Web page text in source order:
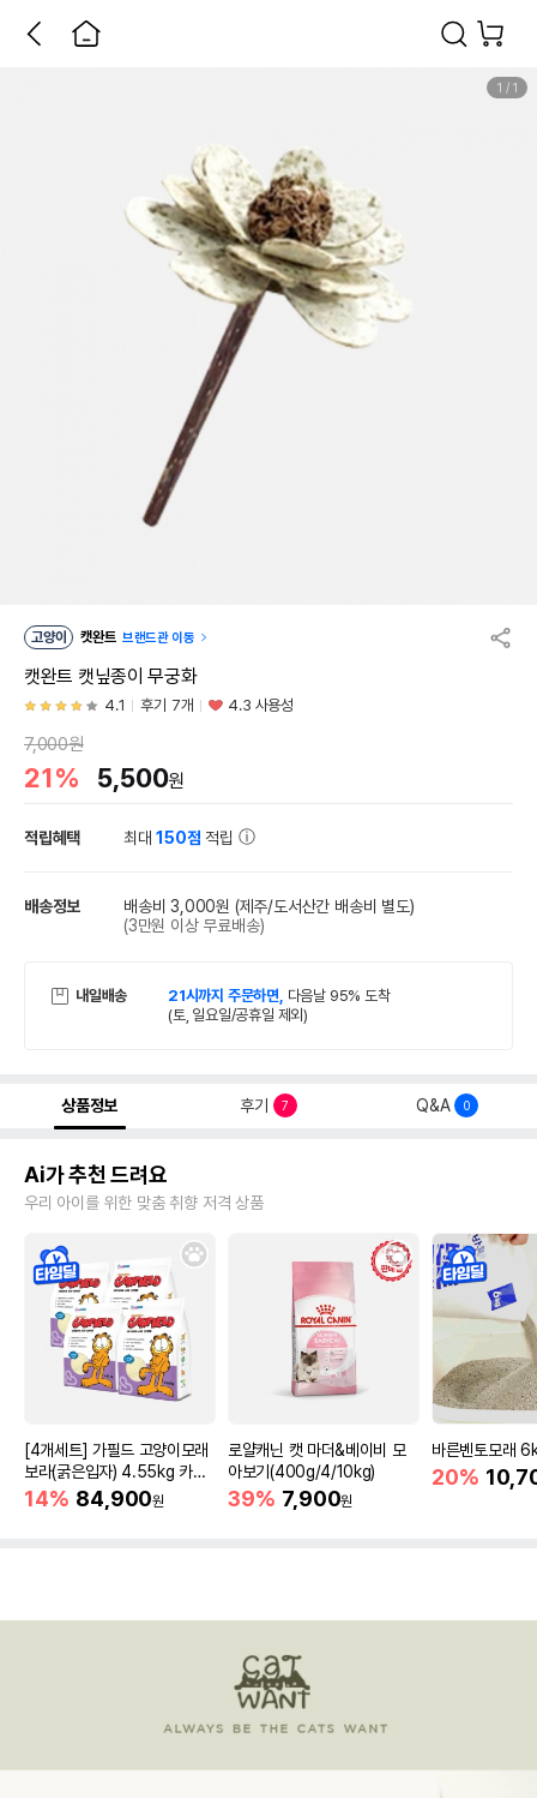
1 / 1
고양이 캣완트 브랜드관 이동
캣완트 캣닢종이 무궁화
4.1 후기 7개 4.3 사용성
7,000원
21% 5,500원
적립혜택 최대150점 적립
배송정보 배송비 3,000원 (제주/도서산간 배송비 별도)
(3만원 이상 무료배송)
내일배송 21시까지 주문하면, 다음날 95% 도착
(토, 일요일/공휴일 제외)
상품정보 후기 7 Q&A 0
Ai가 추천 드려요
우리 아이를 위한 맞춤 취향 저격 상품
[4개세트] 가필드 고양이모래
보라(굵은입자) 4.55kg 카사
바모래
14% 84,900원
로얄캐닌 캣 마더&베이비 모
아보기(400g/4/10kg)
39% 7,900원
바른벤토모래
20%